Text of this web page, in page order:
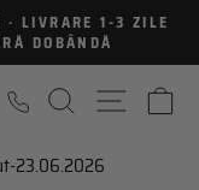
LIVRARE 1-3 ZILE
DOBÂNDĂ
CAUTARE
23.06.2026